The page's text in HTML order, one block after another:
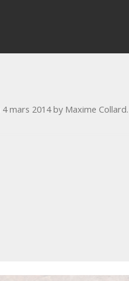
4 mars 2014by Maxime Collard.